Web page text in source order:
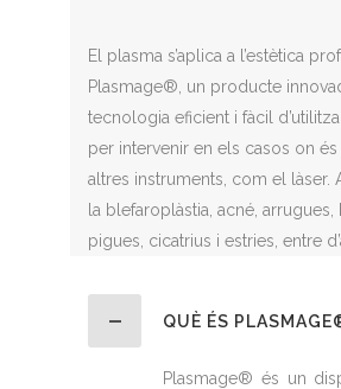
El plasma s’aplica a l’estètica
Plasmage®, un producte
tecnologia eficient i fàcil
per intervenir en els casos on
altres instruments, com el làser.
la blefaroplàstia, acné, arrugues,
pigues, cicatrius i estries, entre
QUÈ ÉS
Plasmage® és un